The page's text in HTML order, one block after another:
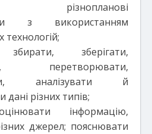
різнопланові
з використанням
технологій;
збирати, зберігати,
перетворювати,
аналізувати й
різних типів;
інформацію,
джерел; пояснювати